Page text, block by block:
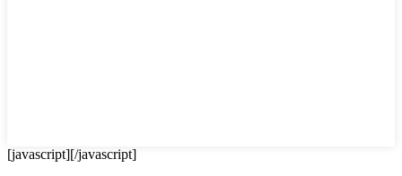
[javascript][/javascript]